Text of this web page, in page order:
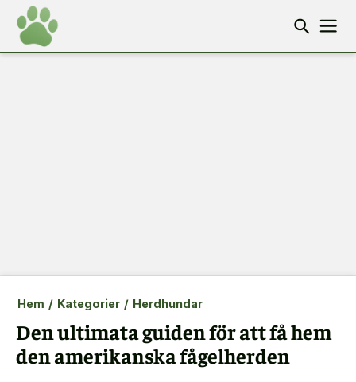
Hem / Kategorier / Herdhundar
Den ultimata guiden för att få hem
den amerikanska fågelherden